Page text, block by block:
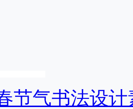
节气书法设计